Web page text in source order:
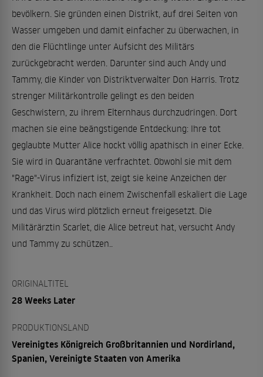
bevölkern. Sie gründen einen Distrikt, auf drei Seiten von
Wasser umgeben und damit einfacher zu überwachen, in
den die Flüchtlinge unter Aufsicht des Militärs
zurückgebracht werden. Darunter sind auch Andy und
Tammy, die Kinder von Distriktverwalter Don Harris. Trotz
strenger Militärkontrolle gelingt es den beiden
Geschwistern, zu ihrem Elternhaus durchzudringen. Dort
machen sie eine beängstigende Entdeckung: Ihre tot
geglaubte Mutter Alice hockt völlig apathisch in einer Ecke.
Sie wird in Quarantäne verfrachtet. Obwohl sie mit dem
"Rage"-Virus infiziert ist, zeigt sie keine Anzeichen der
Krankheit. Doch nach einem Zwischenfall eskaliert die Lage
und das Virus wird plötzlich erneut freigesetzt. Die
Militärärztin Scarlet, die Alice betreut hat, versucht Andy
und Tammy zu schützen..
ORIGINALTITEL
28 Weeks Later
PRODUKTIONSLAND
Vereinigtes Königreich Großbritannien und Nordirland,
Spanien, Vereinigte Staaten von Amerika